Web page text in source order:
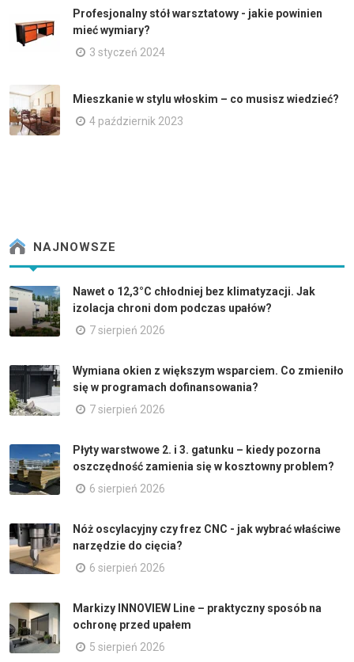
Profesjonalny stół warsztatowy - jakie powinien
mieć wymiary?
3 styczeń 2024
Mieszkanie w stylu włoskim – co musisz wiedzieć?
4 październik 2023
NAJNOWSZE
Nawet o 12,3°C chłodniej bez klimatyzacji. Jak
izolacja chroni dom podczas upałów?
7 sierpień 2026
Wymiana okien z większym wsparciem. Co zmieniło
się w programach dofinansowania?
7 sierpień 2026
Płyty warstwowe 2. i 3. gatunku – kiedy pozorna
oszczędność zamienia się w kosztowny problem?
6 sierpień 2026
Nóż oscylacyjny czy frez CNC - jak wybrać właściwe
narzędzie do cięcia?
6 sierpień 2026
Markizy INNOVIEW Line – praktyczny sposób na
ochronę przed upałem
5 sierpień 2026